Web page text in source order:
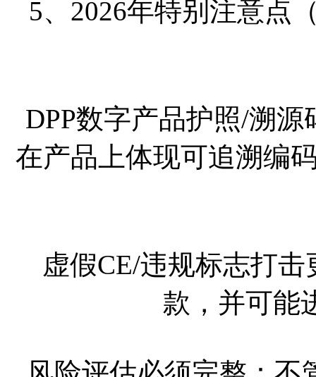
5、2026年特别注意点
DPP数字产品护照/溯
在产品上体现可追溯编
虚假CE/违规标志打
款，并可能